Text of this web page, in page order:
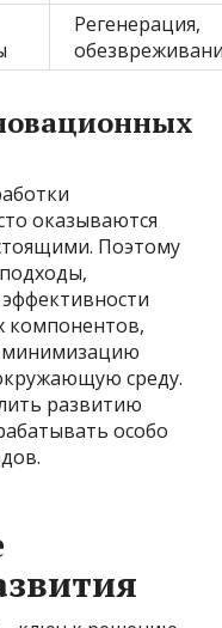
Регенерация,
оказываются
Поэтому
компонентов,
минимизацию
среду.
развитию
особо